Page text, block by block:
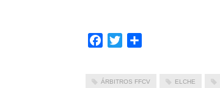
Facebook
Twitter
ÁRBITROS FFCV ELCHE